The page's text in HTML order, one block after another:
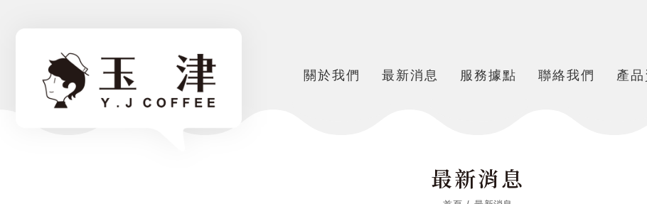
關於我們 最新消息 服務據點 聯絡我們 產
最新消息